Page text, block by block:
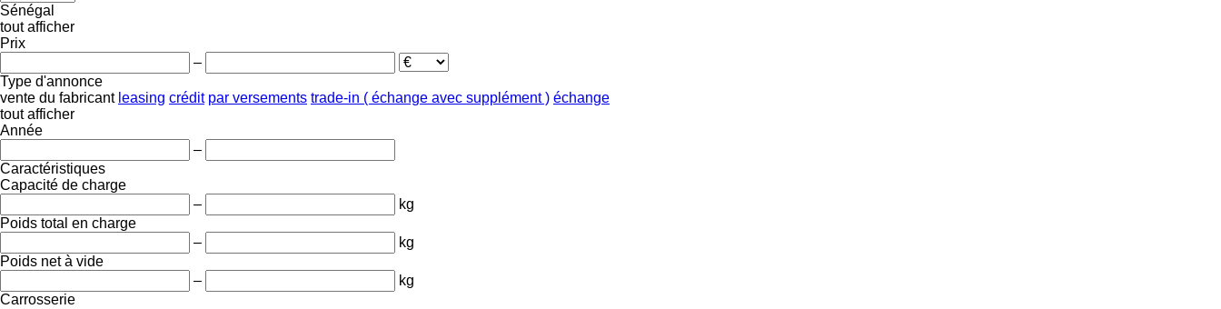
Sénégal
tout afficher
Prix
–
Type d'annonce
vente du fabricant leasing crédit par versements trade-in ( échange avec supplément ) échange
tout afficher
Année
–
Caractéristiques
Capacité de charge
–
kg
Poids total en charge
–
kg
Poids net à vide
–
kg
Carrosserie